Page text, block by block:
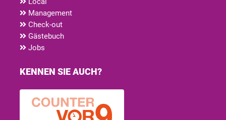
Management
Check-out
Gästebuch
Jobs
KENNEN SIE AUCH?